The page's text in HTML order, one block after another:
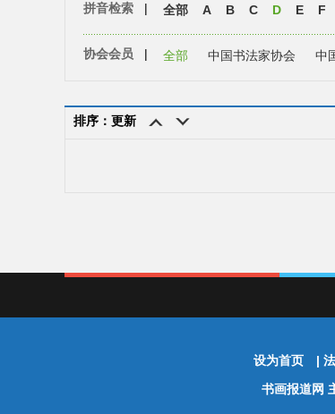
拼音检索 | 全部 A B C D E F
协会会员 | 全部 中国书法家协会 中
排序：更新
设为首页 |
书画报道网